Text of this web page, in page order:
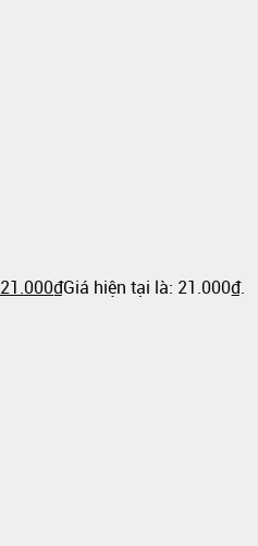
21.000₫Giá hiện tại là: 21.000₫.